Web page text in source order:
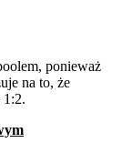
ponieważ
na to, że
1:2.